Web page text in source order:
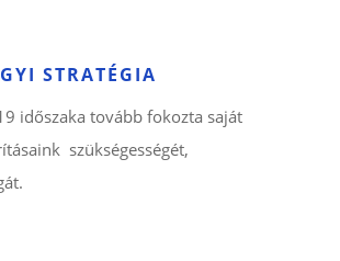
STRATÉGIA
időszaka tovább fokozta saját
szükségességét,